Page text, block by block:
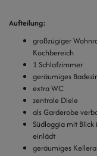
Aufteilung:
großzügiger
Kochbereich
1 Schlafzimmer
geräumiges
extra WC
zentrale Diele
als Garderobe
Südloggia mit
einlädt
geräumiges